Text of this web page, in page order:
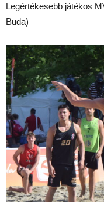
Legértékesebb játékos
Buda)